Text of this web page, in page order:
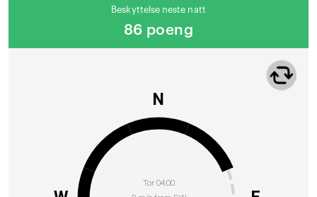
Beskyttelse neste natt
86 poeng
Tor 04:00
N